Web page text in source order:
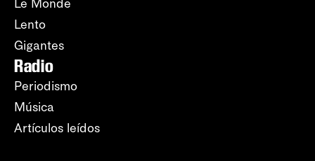
Le Monde
Lento
Gigantes
Radio
Periodismo
Música
Artículos leídos